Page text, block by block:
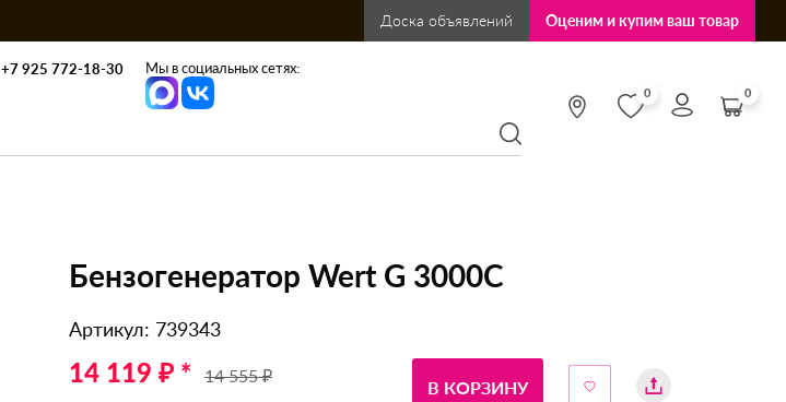
Доска объявлений Оценим и купим ваш товар
+7 925 772-18-30 Мы в социальных сетях:
0 0
Бензогенератор Wert G 3000C
Артикул: 739343
14 119 ₽ * 14 555 ₽
В КОРЗИНУ